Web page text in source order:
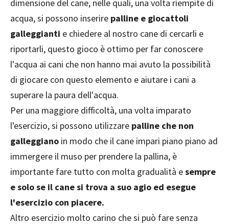
dimensione del cane, nelle quali, una volta riempite di
acqua, si possono inserire palline e giocattoli
galleggianti e chiedere al nostro cane di cercarli e
riportarli, questo gioco è ottimo per far conoscere
l'acqua ai cani che non hanno mai avuto la possibilità
di giocare con questo elemento e aiutare i cani a
superare la paura dell'acqua.
Per una maggiore difficoltà, una volta imparato
l'esercizio, si possono utilizzare palline che non
galleggiano in modo che il cane impari piano piano ad
immergere il muso per prendere la pallina, è
importante fare tutto con molta gradualità esempre
e solo se il cane si trova a suo agio ed esegue
l'esercizio con piacere.
Altro esercizio molto carino che si può fare senza